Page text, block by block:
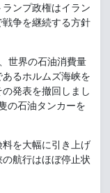
ンプ政権はイラン
争を継続する方針
世界の石油消費量
るホルムズ海峡を
発表を撤回しまし
の石油タンカーを
を大幅に引き上げ
航行はほぼ停止状